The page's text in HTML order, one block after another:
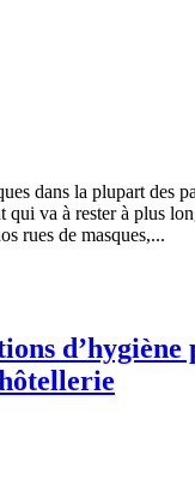
dans la plupart des
qui va à rester à plus
rues de masques,...
d’hygiène